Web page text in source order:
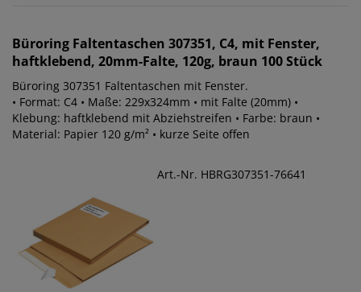
Büroring Faltentaschen 307351, C4, mit Fenster,
haftklebend, 20mm-Falte, 120g, braun 100 Stück
Büroring 307351 Faltentaschen mit Fenster.
• Format: C4 • Maße: 229x324mm • mit Falte (20mm) •
Klebung: haftklebend mit Abziehstreifen • Farbe: braun •
Material: Papier 120 g/m² • kurze Seite offen
Art.-Nr. HBRG307351-76641